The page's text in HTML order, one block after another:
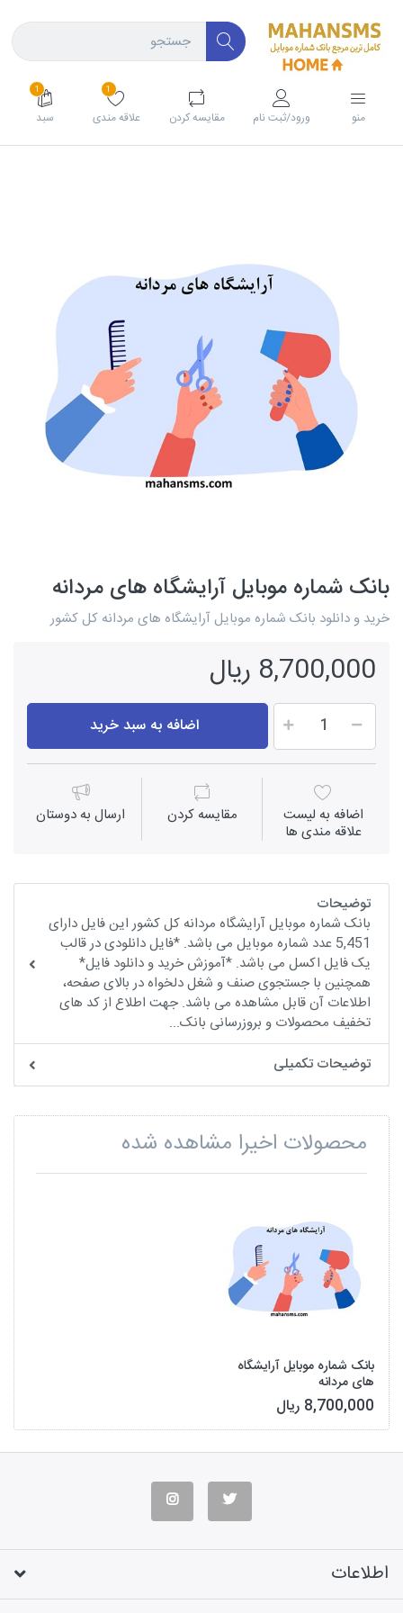
منو ورود/ثبت نام مقايسه كردن
1
علاقه مندی
1
سبد
بانک شماره موبایل آرایشگاه های مردانه
خرید و دانلود بانک شماره موبایل آرایشگاه های مردانه کل کشور
8,700,000 ریال
اضافه به سبد خرید
اضافه به لیست
علاقه مندی ها
مقايسه كردن ارسال به دوستان
توضیحات
بانک شماره موبایل آرایشگاه مردانه کل کشور این فایل دارای
5,451 عدد شماره موبایل می باشد. *فایل دانلودی در قالب
یک فایل اکسل می باشد. *آموزش خرید و دانلود فایل*
همچنین با جستجوی صنف و شغل دلخواه در بالای صفحه،
اطلاعات آن قابل مشاهده می باشد. جهت اطلاع از کد های
تخفیف محصولات و بروزرسانی بانک...
توضیحات تکمیلی
محصولات اخیرا مشاهده شده
بانک شماره موبایل آرایشگاه
های مردانه
8,700,000 ریال
اطلاعات